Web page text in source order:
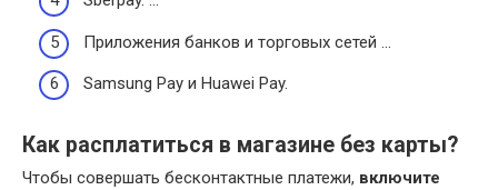
Приложения банков и торговых сетей …
Samsung Pay и Huawei Pay.
Как расплатиться в магазине без карты?
Чтобы совершать бесконтактные платежи, включите